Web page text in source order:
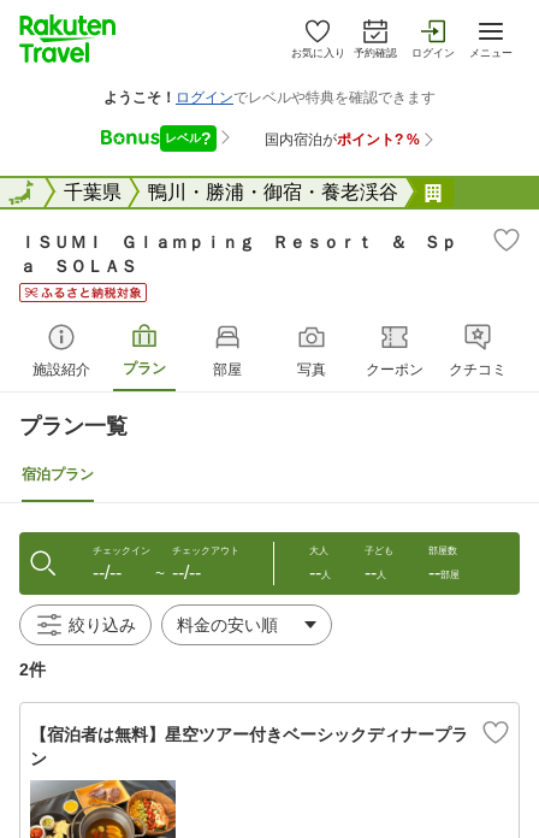
お気に入り 予約確認 ログイン メニュー
全国千葉県 鴨川・勝浦・御宿・養老渓谷
全国
ＩＳＵＭＩ Ｇｌａｍｐｉｎｇ Ｒｅｓｏｒｔ ＆ Ｓｐ
ａ ＳＯＬＡＳ
施設紹介 プラン 部屋 写真 クーポン クチコミ
プラン一覧
宿泊プラン
チェックイン
--/-- 〜
チェックアウト
--/--
大人
--人
子ども
--人
部屋数
--部屋
絞り込み
2件
【宿泊者は無料】星空ツアー付きベーシックディナープラ
ン